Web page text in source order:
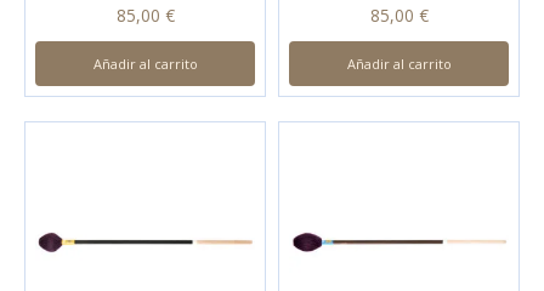
85,00 €
Añadir al carrito
85,00 €
Añadir al carrito